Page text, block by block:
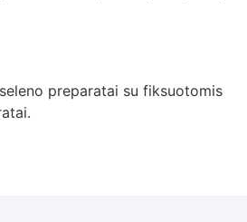
preparatai su fiksuotomis